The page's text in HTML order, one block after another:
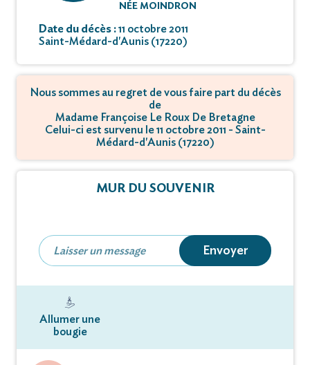
NÉE MOINDRON
Date du décès :11 octobre 2011
Saint-Médard-d'Aunis (17220)
Nous sommes au regret de vous faire part du décès
de
Madame Françoise Le Roux De Bretagne
Celui-ci est survenu le 11 octobre 2011 - Saint-
Médard-d'Aunis (17220)
MUR DU SOUVENIR
Envoyer
Allumer une
bougie